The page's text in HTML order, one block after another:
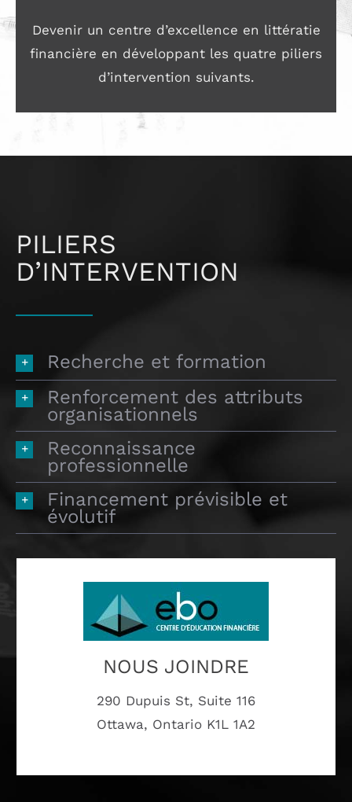
Devenir un centre d’excellence en littératie
financière en développant les quatre piliers
d’intervention suivants.
PILIERS
D’INTERVENTION
Recherche et formation
Renforcement des attributs
organisationnels
Reconnaissance
professionnelle
Financement prévisible et
évolutif
NOUS JOINDRE
290 Dupuis St, Suite 116
Ottawa, Ontario K1L 1A2